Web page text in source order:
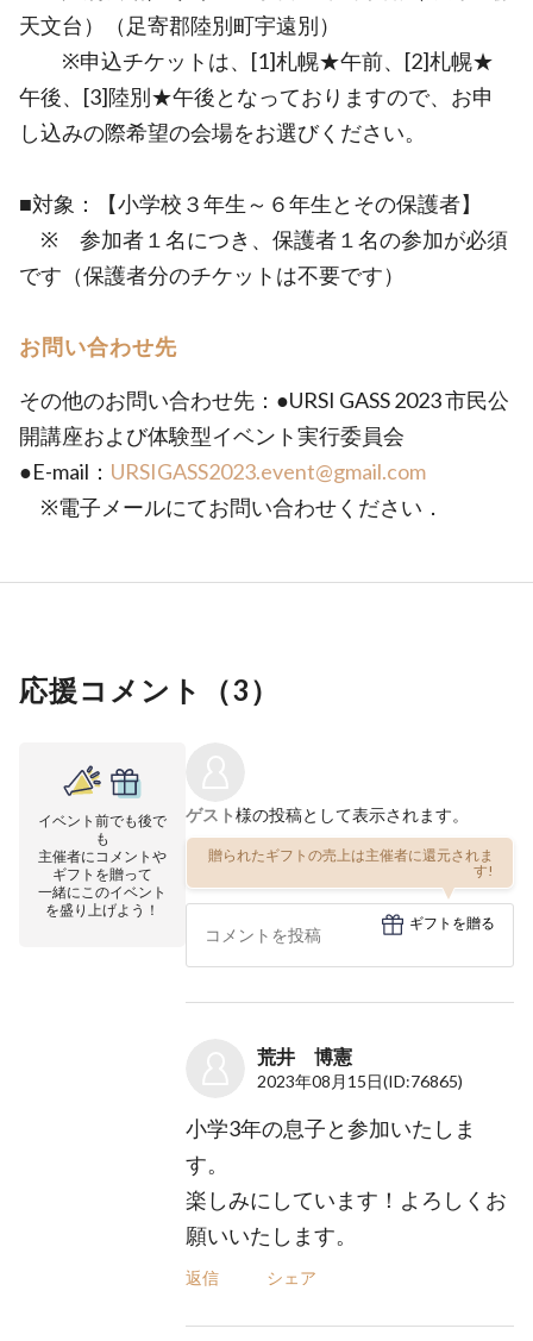
天文台）（足寄郡陸別町宇遠別）
※申込チケットは、[1]札幌★午前、[2]札幌★
午後、[3]陸別★午後となっておりますので、お申
し込みの際希望の会場をお選びください。
■対象：【小学校３年生～６年生とその保護者】
※ 参加者１名につき、保護者１名の参加が必須
です（保護者分のチケットは不要です）
お問い合わせ先
その他のお問い合わせ先：●URSI GASS 2023 市民公
開講座および体験型イベント実行委員会
●E-mail： URSIGASS2023.event@gmail.com
※電子メールにてお問い合わせください．
応援コメント（3）
イベント前でも後で
も
主催者にコメントや
ギフトを贈って
一緒にこのイベント
を盛り上げよう！
ゲスト様の投稿として表示されます。
贈られたギフトの売上は主催者に還元されま
す!
ギフトを贈る
荒井 博憲
2023年08月15日(ID:76865)
小学3年の息子と参加いたしま
す。
楽しみにしています！よろしくお
願いいたします。
返信 シェア